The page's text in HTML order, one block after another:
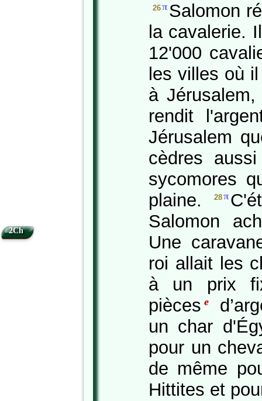
26π Salomon
la cavalerie.
12'000
les villes où
à
rendit
Jérusalem
cèdres
sycomores
plaine.
28π
Salomon
Une
roi allait les
à un prix
pièces e
un char
pour un
de même
Hittites et
2Ch